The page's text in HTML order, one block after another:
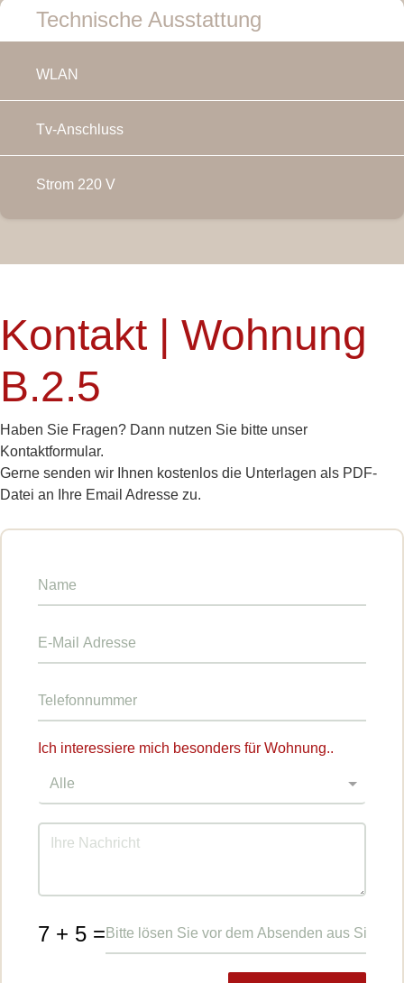
Technische Ausstattung
WLAN
Tv-Anschluss
Strom 220 V
Kontakt | Wohnung
B.2.5
Haben Sie Fragen? Dann nutzen Sie bitte unser
Kontaktformular.
Gerne senden wir Ihnen kostenlos die Unterlagen als PDF-
Datei an Ihre Email Adresse zu.
Ich interessiere mich besonders für Wohnung..
7 + 5 =